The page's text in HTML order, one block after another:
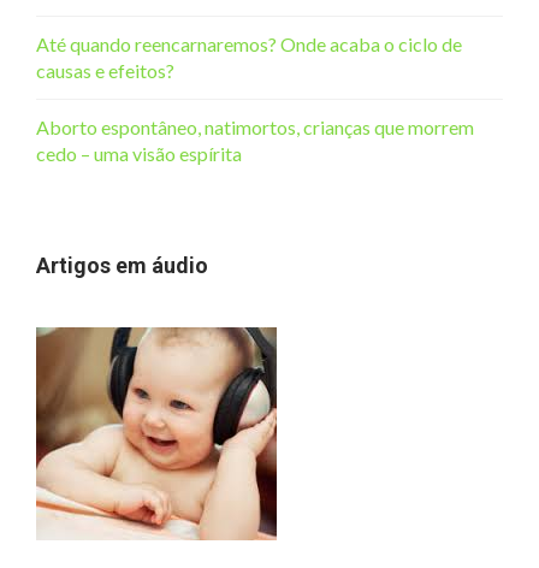
Até quando reencarnaremos? Onde acaba o ciclo de
causas e efeitos?
Aborto espontâneo, natimortos, crianças que morrem
cedo – uma visão espírita
Artigos em áudio